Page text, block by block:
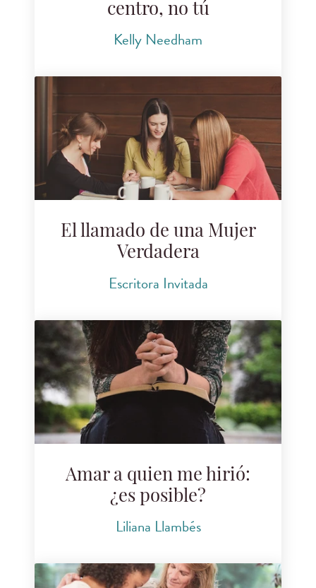
centro, no tú
Kelly Needham
El llamado de una Mujer
Verdadera
Escritora Invitada
Amar a quien me hirió:
¿es posible?
Liliana Llambés